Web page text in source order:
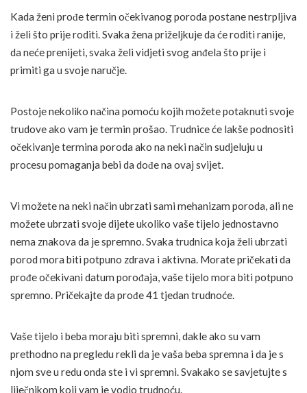
Kada ženi prođe termin očekivanog poroda postane nestrpljiva
i želi što prije roditi. Svaka žena priželjkuje da će roditi ranije,
da neće prenijeti, svaka želi vidjeti svog anđela što prije i
primiti ga u svoje naručje.
Postoje nekoliko načina pomoću kojih možete potaknuti svoje
trudove ako vam je termin prošao. Trudnice će lakše podnositi
očekivanje termina poroda ako na neki način sudjeluju u
procesu pomaganja bebi da dođe na ovaj svijet.
Vi možete na neki način ubrzati sami mehanizam poroda, ali ne
možete ubrzati svoje dijete ukoliko vaše tijelo jednostavno
nema znakova da je spremno. Svaka trudnica koja želi ubrzati
porod mora biti potpuno zdrava i aktivna. Morate pričekati da
prođe očekivani datum porođaja, vaše tijelo mora biti potpuno
spremno. Pričekajte da prođe 41 tjedan trudnoće.
Vaše tijelo i beba moraju biti spremni, dakle ako su vam
prethodno na pregledu rekli da je vaša beba spremna i da je s
njom sve u redu onda ste i vi spremni. Svakako se savjetujte s
liječnikom koji vam je vodio trudnoću.